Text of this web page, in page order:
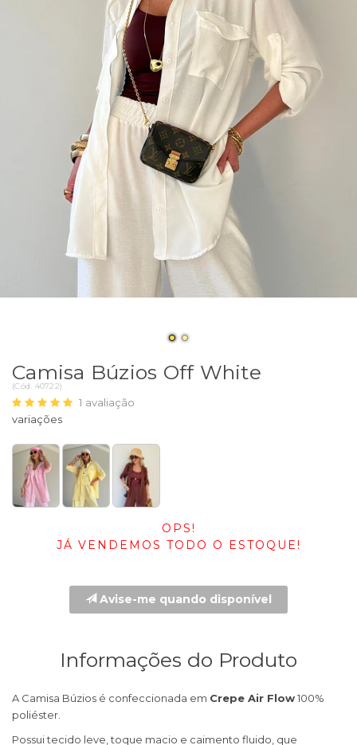
Camisa Búzios Off White
(Cód. 40722)
1 avaliação
OPS!
JÁ VENDEMOS TODO O ESTOQUE!
Avise-me quando disponível
Informações do Produto
A Camisa Búzios é confeccionada em Crepe Air Flow100%
poliéster.
Possui tecido leve, toque macio e caimento fluido, que